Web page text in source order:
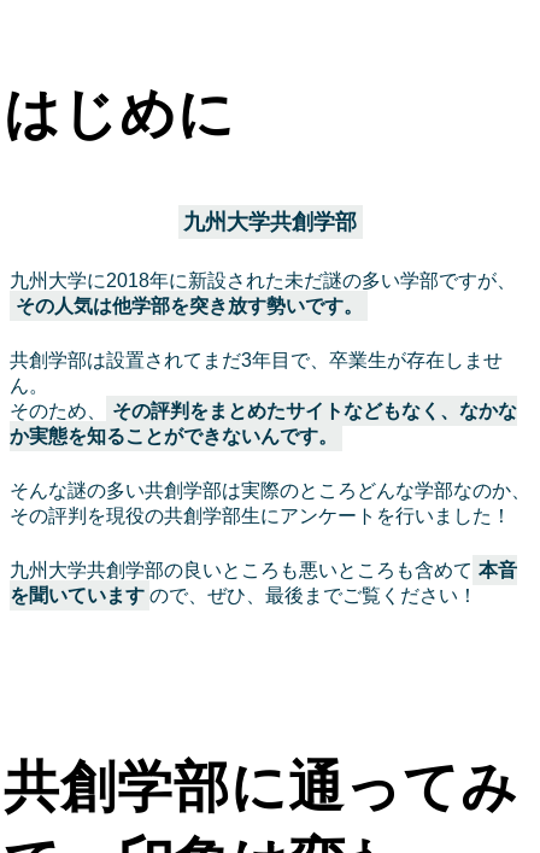
はじめに
九州大学共創学部
九州大学に2018年に新設された未だ謎の多い学部ですが、
その人気は他学部を突き放す勢いです。
共創学部は設置されてまだ3年目で、卒業生が存在しませ
ん。
そのため、
その評判をまとめたサイトなどもなく、なかな
か実態を知ることができないんです。
そんな謎の多い共創学部は実際のところどんな学部なのか、
その評判を現役の共創学部生にアンケートを行いました！
九州大学共創学部の良いところも悪いところも含めて 本音
を聞いています ので、ぜひ、最後までご覧ください！
共創学部に通ってみ